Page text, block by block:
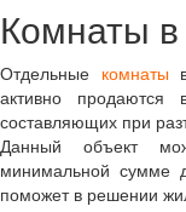
Комнаты
Отдельные комнатыв
активно
составляющих при
Данный объект
минимальной сумме
поможет в решении